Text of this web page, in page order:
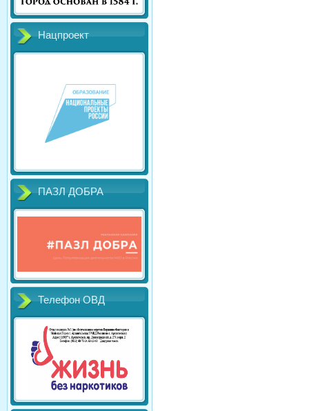
Нацпроект
ПАЗЛ ДОБРА
Телефон ОВД